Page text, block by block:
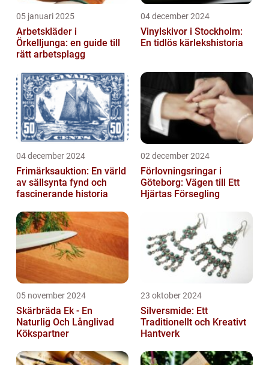
05 januari 2025
Arbetskläder i
Örkelljunga: en guide till
rätt arbetsplagg
04 december 2024
Vinylskivor i Stockholm:
En tidlös kärlekshistoria
04 december 2024
Frimärksauktion: En värld
av sällsynta fynd och
fascinerande historia
02 december 2024
Förlovningsringar i
Göteborg: Vägen till Ett
Hjärtas Försegling
05 november 2024
Skärbräda Ek - En
Naturlig Och Långlivad
Kökspartner
23 oktober 2024
Silversmide: Ett
Traditionellt och Kreativt
Hantverk